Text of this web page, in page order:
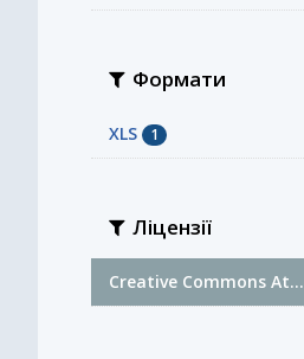
Формати
XLS 1
Ліцензії
Creative Commons At...